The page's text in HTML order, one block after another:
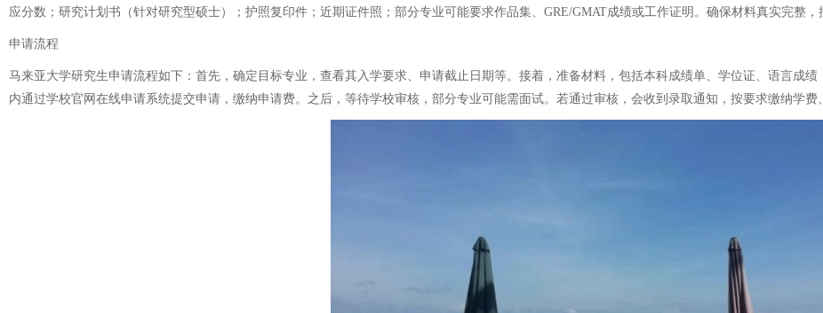
应分数；研究计划书（针对研究型硕士）；护照复印件；近期证件照；部分专业可能要求作品集、GRE/GMAT成绩或工作证明。确保材料真实完整，
申请流程
马来亚大学研究生申请流程如下：首先，确定目标专业，查看其入学要求、申请截止日期等。接着，准备材料，包括本科成绩单、学位证、语言成
内通过学校官网在线申请系统提交申请，缴纳申请费。之后，等待学校审核，部分专业可能需面试。若通过审核，会收到录取通知，按要求缴纳学费